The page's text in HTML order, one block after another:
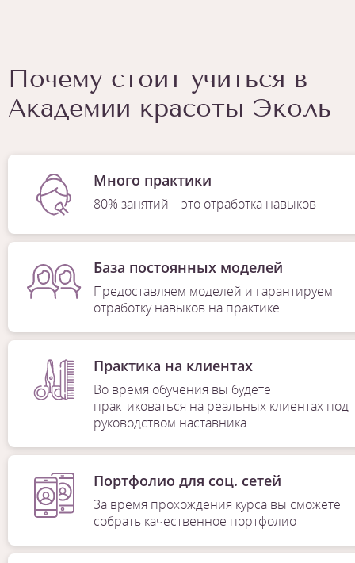
Почему стоит учиться в
Академии красоты Эколь
Много практики
80% занятий – это отработка навыков
База постоянных моделей
Предоставляем моделей и гарантируем
отработку навыков на практике
Практика на клиентах
Во время обучения вы будете
практиковаться на реальных клиентах под
руководством наставника
Портфолио для соц. сетей
За время прохождения курса вы сможете
собрать качественное портфолио